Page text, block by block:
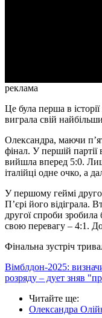
реклама
Це була перша в
виграла свій
Олександра, маючи
фінал. У першій партії
вийшла вперед 5:0.
італійці одне очко, а
У першому геймі
П’єрі його відіграла.
другої спроби
свою перевагу – 4:1.
Фінальна зустріч
Вімблдон-2025:
розряду – дует зняв
Читайте ще:
Олександра